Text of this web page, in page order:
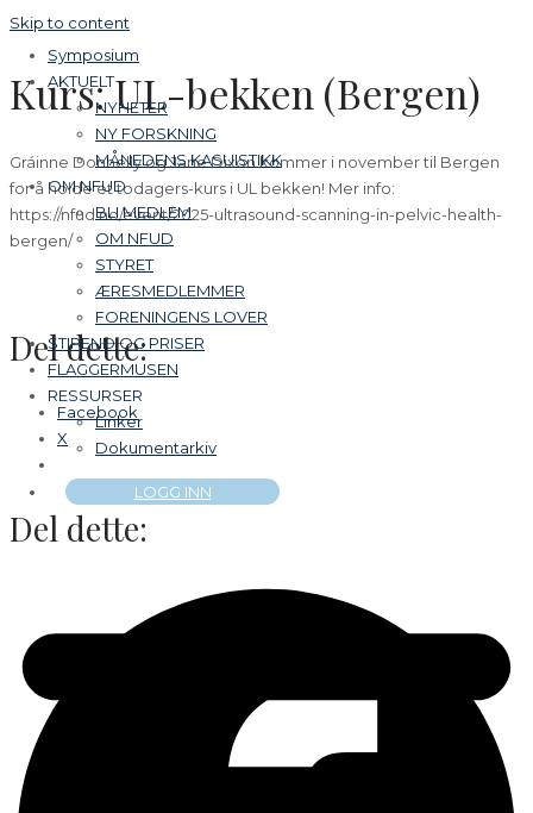
Skip to content
Symposium
AKTUELT
NYHETER
NY FORSKNING
MÅNEDENS KASUISTIKK
OM NFUD
BLI MEDLEM
OM NFUD
STYRET
ÆRESMEDLEMMER
FORENINGENS LOVER
STIPEND OG PRISER
FLAGGERMUSEN
RESSURSER
Linker
Dokumentarkiv
LOGG INN
Kurs: UL-bekken (Bergen)
Gráinne Donnelly og Jane Dixon kommer i november til Bergen
for å holde et todagers-kurs i UL bekken! Mer info:
https://nfud.no/event/2025-ultrasound-scanning-in-pelvic-health-
bergen/
Del dette:
Facebook
X
Del dette: